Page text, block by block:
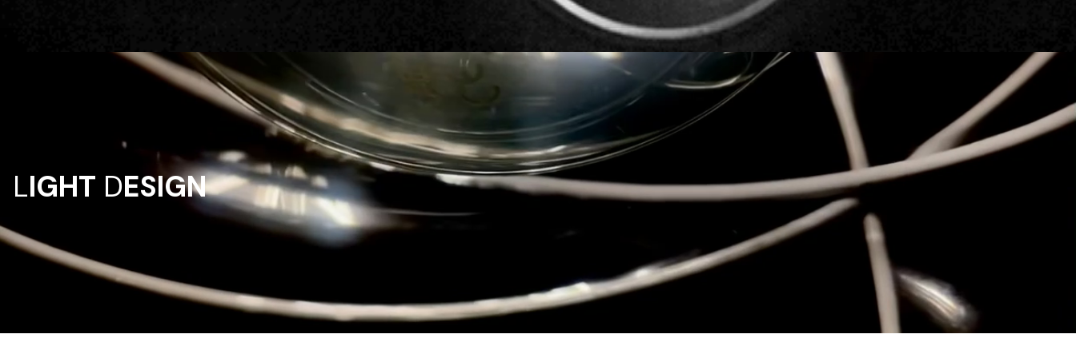
LIGHT DESIGN